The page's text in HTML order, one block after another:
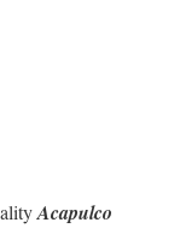
Acapulco